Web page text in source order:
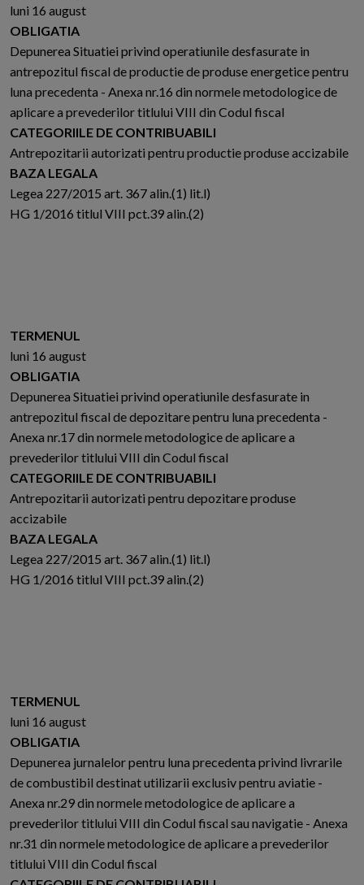
luni 16 august
OBLIGATIA
Depunerea Situatiei privind operatiunile desfasurate in
antrepozitul fiscal de productie de produse energetice pentru
luna precedenta - Anexa nr.16 din normele metodologice de
aplicare a prevederilor titlului VIII din Codul fiscal
CATEGORIILE DE CONTRIBUABILI
Antrepozitarii autorizati pentru productie produse accizabile
BAZA LEGALA
Legea 227/2015 art. 367 alin.(1) lit.l)
HG 1/2016 titlul VIII pct.39 alin.(2)
TERMENUL
luni 16 august
OBLIGATIA
Depunerea Situatiei privind operatiunile desfasurate in
antrepozitul fiscal de depozitare pentru luna precedenta -
Anexa nr.17 din normele metodologice de aplicare a
prevederilor titlului VIII din Codul fiscal
CATEGORIILE DE CONTRIBUABILI
Antrepozitarii autorizati pentru depozitare produse
accizabile
BAZA LEGALA
Legea 227/2015 art. 367 alin.(1) lit.l)
HG 1/2016 titlul VIII pct.39 alin.(2)
TERMENUL
luni 16 august
OBLIGATIA
Depunerea jurnalelor pentru luna precedenta privind livrarile
de combustibil destinat utilizarii exclusiv pentru aviatie -
Anexa nr.29 din normele metodologice de aplicare a
prevederilor titlului VIII din Codul fiscal sau navigatie - Anexa
nr.31 din normele metodologice de aplicare a prevederilor
titlului VIII din Codul fiscal